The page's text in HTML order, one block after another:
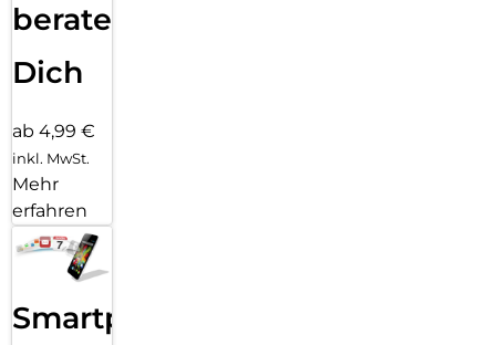
beraten
Dich
ab 4,99 €
inkl. MwSt.
Mehr
erfahren
Smartphone